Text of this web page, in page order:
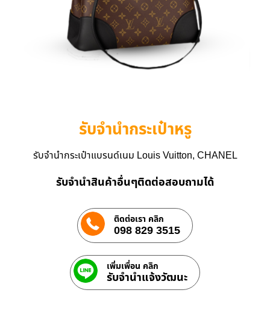
รับจำนำกระเป๋าหรู
รับจำนำกระเป๋าแบรนด์เนม Louis Vuitton, CHANEL
รับจำนำสินค้าอื่นๆติดต่อสอบถามได้
ติดต่อเรา คลิก
098 829 3515
เพิ่มเพื่อน คลิก
รับจํานําแจ้งวัฒนะ